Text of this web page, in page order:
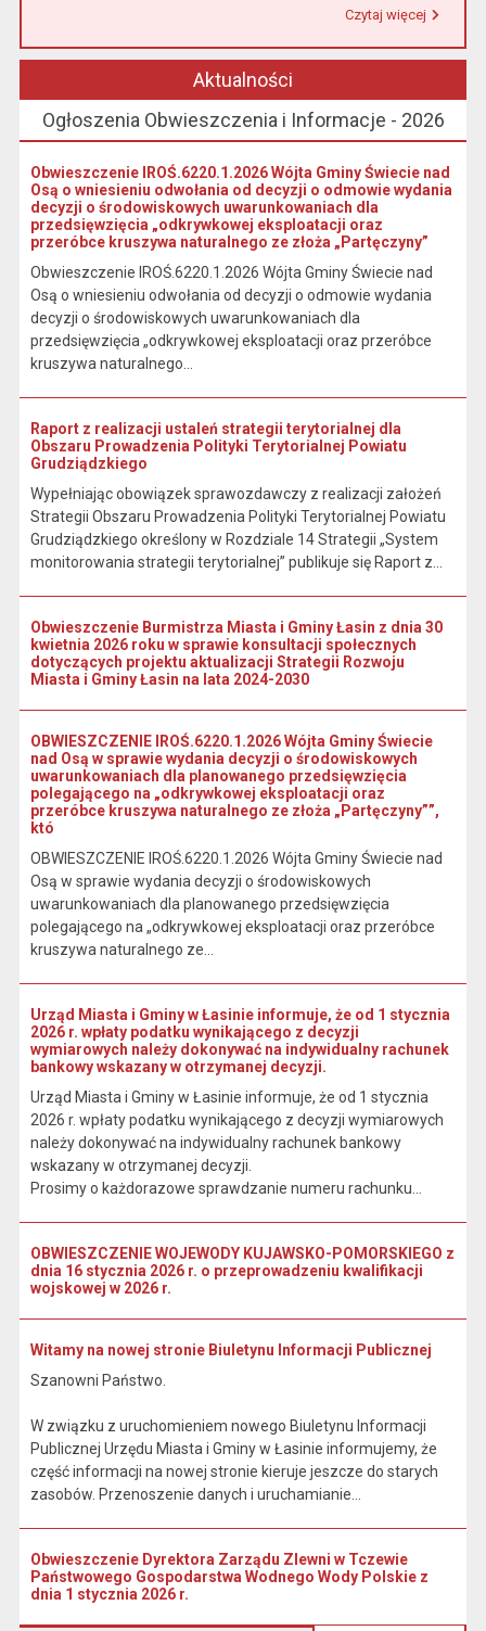
Czytaj więcej
Aktualności
Ogłoszenia Obwieszczenia i Informacje - 2026
Obwieszczenie IROŚ.6220.1.2026 Wójta Gminy Świecie nad
Osą o wniesieniu odwołania od decyzji o odmowie wydania
decyzji o środowiskowych uwarunkowaniach dla
przedsięwzięcia „odkrywkowej eksploatacji oraz
przeróbce kruszywa naturalnego ze złoża „Partęczyny”
Obwieszczenie IROŚ.6220.1.2026 Wójta Gminy Świecie nad
Osą o wniesieniu odwołania od decyzji o odmowie wydania
decyzji o środowiskowych uwarunkowaniach dla
przedsięwzięcia „odkrywkowej eksploatacji oraz przeróbce
kruszywa naturalnego...
Raport z realizacji ustaleń strategii terytorialnej dla
Obszaru Prowadzenia Polityki Terytorialnej Powiatu
Grudziądzkiego
Wypełniając obowiązek sprawozdawczy z realizacji założeń
Strategii Obszaru Prowadzenia Polityki Terytorialnej Powiatu
Grudziądzkiego określony w Rozdziale 14 Strategii „System
monitorowania strategii terytorialnej” publikuje się Raport z...
Obwieszczenie Burmistrza Miasta i Gminy Łasin z dnia 30
kwietnia 2026 roku w sprawie konsultacji społecznych
dotyczących projektu aktualizacji Strategii Rozwoju
Miasta i Gminy Łasin na lata 2024-2030
OBWIESZCZENIE IROŚ.6220.1.2026 Wójta Gminy Świecie
nad Osą w sprawie wydania decyzji o środowiskowych
uwarunkowaniach dla planowanego przedsięwzięcia
polegającego na „odkrywkowej eksploatacji oraz
przeróbce kruszywa naturalnego ze złoża „Partęczyny””,
któ
OBWIESZCZENIE IROŚ.6220.1.2026 Wójta Gminy Świecie nad
Osą w sprawie wydania decyzji o środowiskowych
uwarunkowaniach dla planowanego przedsięwzięcia
polegającego na „odkrywkowej eksploatacji oraz przeróbce
kruszywa naturalnego ze...
Urząd Miasta i Gminy w Łasinie informuje, że od 1 stycznia
2026 r. wpłaty podatku wynikającego z decyzji
wymiarowych należy dokonywać na indywidualny rachunek
bankowy wskazany w otrzymanej decyzji.
Urząd Miasta i Gminy w Łasinie informuje, że od 1 stycznia
2026 r. wpłaty podatku wynikającego z decyzji wymiarowych
należy dokonywać na indywidualny rachunek bankowy
wskazany w otrzymanej decyzji.
Prosimy o każdorazowe sprawdzanie numeru rachunku...
OBWIESZCZENIE WOJEWODY KUJAWSKO-POMORSKIEGO z
dnia 16 stycznia 2026 r. o przeprowadzeniu kwalifikacji
wojskowej w 2026 r.
Witamy na nowej stronie Biuletynu Informacji Publicznej
Szanowni Państwo.
W związku z uruchomieniem nowego Biuletynu Informacji
Publicznej Urzędu Miasta i Gminy w Łasinie informujemy, że
część informacji na nowej stronie kieruje jeszcze do starych
zasobów. Przenoszenie danych i uruchamianie...
Obwieszczenie Dyrektora Zarządu Zlewni w Tczewie
Państwowego Gospodarstwa Wodnego Wody Polskie z
dnia 1 stycznia 2026 r.